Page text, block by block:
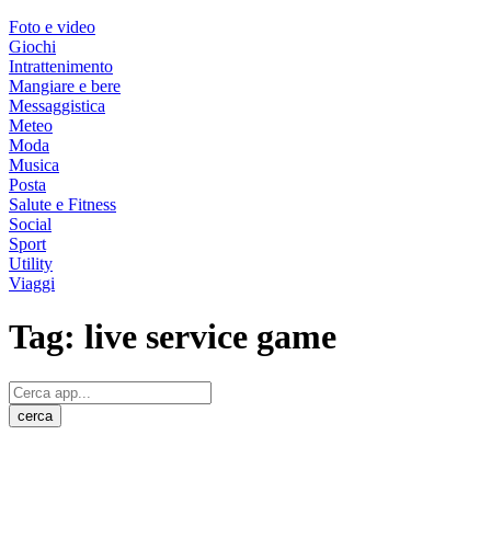
Foto e video
Giochi
Intrattenimento
Mangiare e bere
Messaggistica
Meteo
Moda
Musica
Posta
Salute e Fitness
Social
Sport
Utility
Viaggi
Tag: live service game